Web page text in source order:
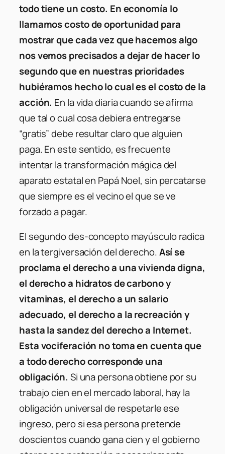
todo tiene un costo. En economía lo
llamamos costo de oportunidad para
mostrar que cada vez que hacemos algo
nos vemos precisados a dejar de hacer lo
segundo que en nuestras prioridades
hubiéramos hecho lo cual es el costo de la
acción. En la vida diaria cuando se afirma
que tal o cual cosa debiera entregarse
“gratis” debe resultar claro que alguien
paga. En este sentido, es frecuente
intentar la transformación mágica del
aparato estatal en Papá Noel, sin percatarse
que siempre es el vecino el que se ve
forzado a pagar.
El segundo des-concepto mayúsculo radica
en la tergiversación del derecho.Así se
proclama el derecho a una vivienda digna,
el derecho a hidratos de carbono y
vitaminas, el derecho a un salario
adecuado, el derecho a la recreación y
hasta la sandez del derecho a Internet.
Esta vociferación no toma en cuenta que
a todo derecho corresponde una
obligación. Si una persona obtiene por su
trabajo cien en el mercado laboral, hay la
obligación universal de respetarle ese
ingreso, pero si esa persona pretende
doscientos cuando gana cien y el gobierno